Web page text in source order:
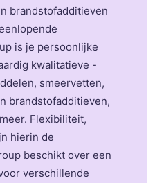
brandstofadditieven
is je persoonlijke
kwalitatieve -
smeervetten,
brandstofadditieven,
Flexibiliteit,
hierin de
beschikt over een
verschillende